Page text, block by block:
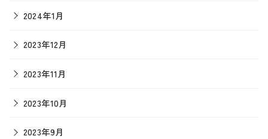
2024年1月
2023年12月
2023年11月
2023年10月
2023年9月